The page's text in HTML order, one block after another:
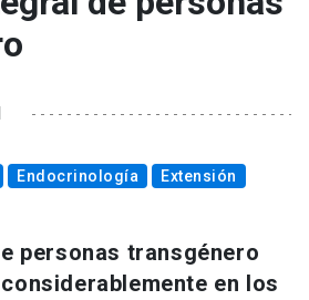
Endocrinología Extensión
personas transgénero
en los